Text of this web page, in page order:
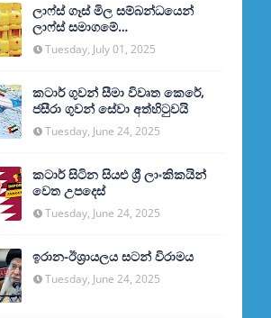
ලාෆ්ස් ගෑස් මිල සම්බන්ධයෙන්
ලාෆ්ස් සමාගමේ
අධ්‍යක්ෂකවරයාගෙන් ප්‍රකාශයක්
Tuesday, July 01, 2025
කටාර් ගුවන් සීමා විවෘත කෙරේ,
ජසීරා ගුවන් සේවා අත්හි‍ටුවයි
Tuesday, June 24, 2025
කටාර් සිටින සියළු ශ්‍රී ලාංකිකයින්
වෙත උපදෙස්
Tuesday, June 24, 2025
ඉරාන-ඊශ්‍රායලය සටන් විරාමය
Tuesday, June 24, 2025